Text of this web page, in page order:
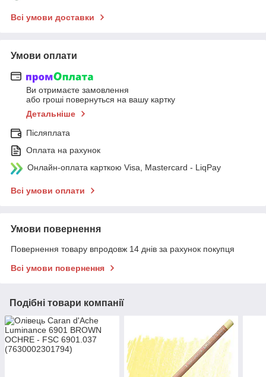
Всі умови доставки
Умови оплати
Ви отримаєте замовлення
або гроші повернуться на вашу картку
Детальніше
Післяплата
Оплата на рахунок
Онлайн-оплата карткою Visa, Mastercard - LiqPay
Всі умови оплати
Умови повернення
Повернення товару впродовж 14 днів за рахунок покупця
Всі умови повернення
Подібні товари компанії